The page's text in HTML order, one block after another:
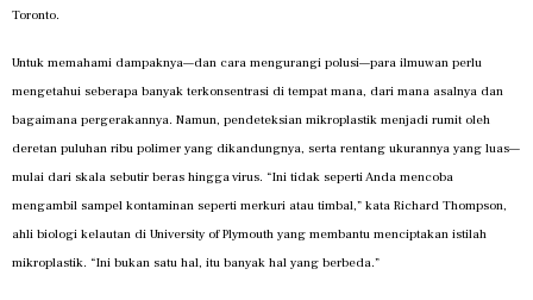
Toronto.
Untuk memahami dampaknya—dan cara mengurangi polusi—para ilmuwan perlu
mengetahui seberapa banyak terkonsentrasi di tempat mana, dari mana asalnya dan
bagaimana pergerakannya. Namun, pendeteksian mikroplastik menjadi rumit oleh
deretan puluhan ribu polimer yang dikandungnya, serta rentang ukurannya yang luas—
mulai dari skala sebutir beras hingga virus. “Ini tidak seperti Anda mencoba
mengambil sampel kontaminan seperti merkuri atau timbal,” kata Richard Thompson,
ahli biologi kelautan di University of Plymouth yang membantu menciptakan istilah
mikroplastik. “Ini bukan satu hal, itu banyak hal yang berbeda.”